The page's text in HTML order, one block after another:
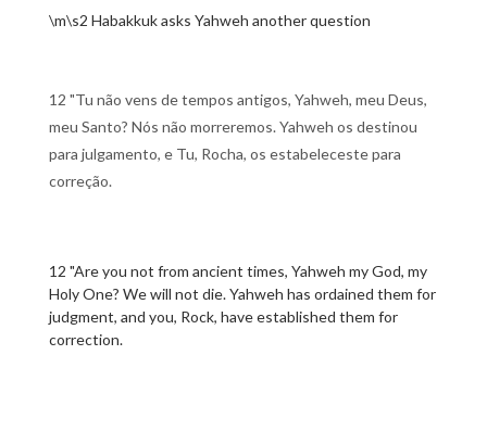
\m\s2 Habakkuk asks Yahweh another question
12 "Tu não vens de tempos antigos, Yahweh, meu Deus,
meu Santo? Nós não morreremos. Yahweh os destinou
para julgamento, e Tu, Rocha, os estabeleceste para
correção.
12 "Are you not from ancient times, Yahweh my God, my
Holy One? We will not die. Yahweh has ordained them for
judgment, and you, Rock, have established them for
correction.